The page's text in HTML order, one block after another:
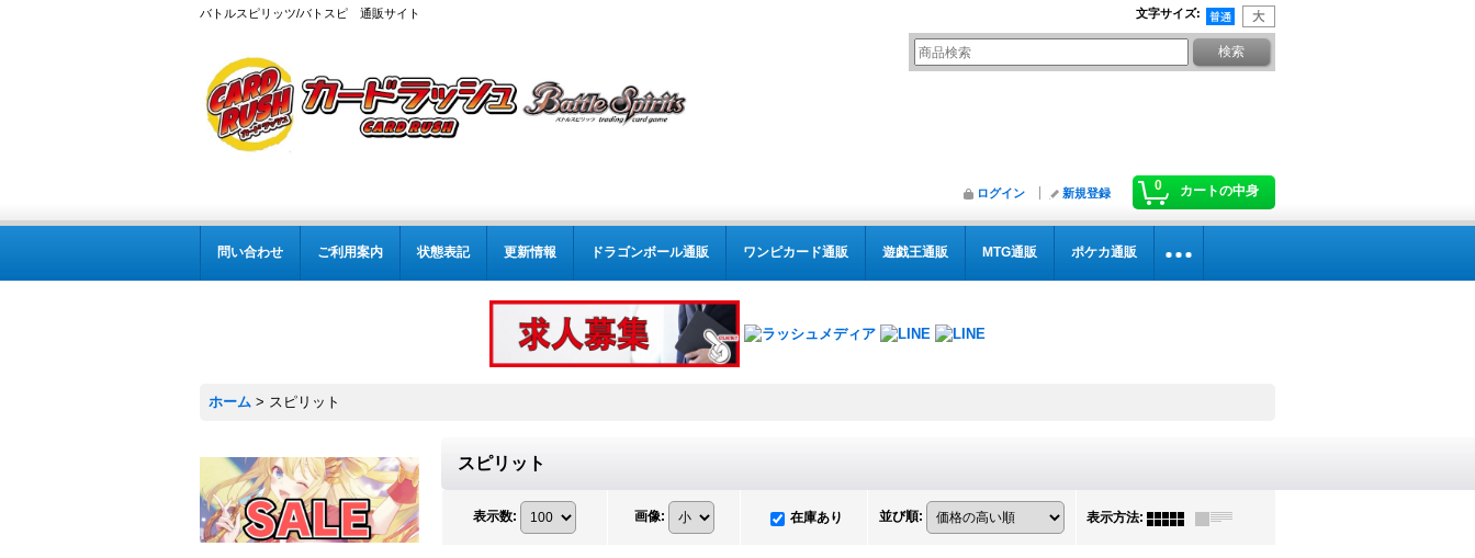
バトルスピリッツ/バトスピ 通販サイト 文字サイズ:
0 カートの中身
ログイン 新規登録
問い合わせ ご利用案内 状態表記 更新情報 ドラゴンボール通販 ワンピカード通販 遊戯王通販 MTG通販 ポケカ通販
ホーム > スピリット
スピリット
表示数: 画像: 在庫あり 並び順: 表示方法: